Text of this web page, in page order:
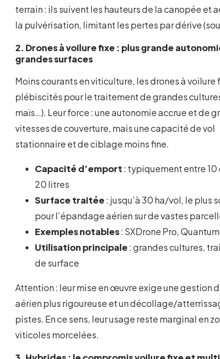
terrain : ils suivent les hauteurs de la canopée et
la pulvérisation, limitant les pertes par dérive
2. Drones à voilure fixe : plus grande
grandes surfaces
Moins courants en viticulture, les drones à voilure
plébiscités pour le traitement de grandes
maïs…). Leur force : une autonomie accrue et de
vitesses de couverture, mais une capacité de vol
stationnaire et de ciblage moins fine.
Capacité d’emport : typiquement entre 10
20 litres
Surface traitée : jusqu’à 30 ha/vol, le plus
pour l’épandage aérien sur de vastes
Exemples notables: SXDrone Pro,
Utilisation principale : grandes cultures,
de surface
Attention : leur mise en œuvre exige une gestion
aérien plus rigoureuse et un décollage/
pistes. En ce sens, leur usage reste marginal en
viticoles morcelées.